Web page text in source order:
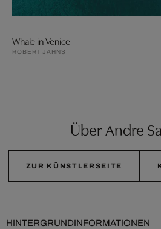
Whale in Venice
ROBERT JAHNS
Über Andre
ZUR KÜNSTLERSEITE
HINTERGRUNDINFORMATIONEN